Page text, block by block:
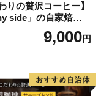
りの贅沢コーヒー】
side」の自家焙煎珈
ド珈琲飲み比べセッ
9,000円